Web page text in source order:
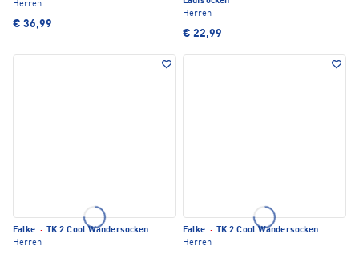
Herren
€ 36,99
Herren
€ 22,99
Falke ·
TK 2 Cool Wandersocken
Herren
Falke ·
TK 2 Cool Wandersocken
Herren